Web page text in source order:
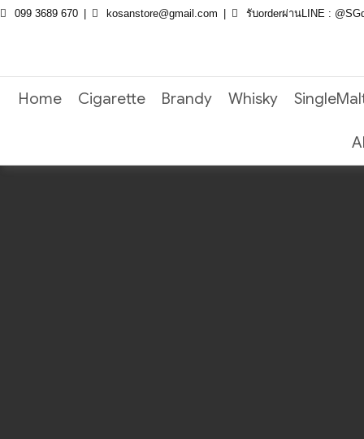
Skip099 3689 670 kosanstore@gmail.com รับorderผ่านLINE :
Home Cigarette Brandy Whisky